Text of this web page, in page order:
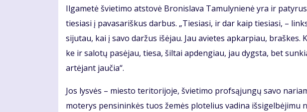
Il­ga­me­tė švie­ti­mo at­sto­vė Bro­nis­la­va Ta­mu­ly­nie­nė yra ir
tie­sia­si į pa­va­sa­riš­kus dar­bus. „Tie­sia­si, ir dar kaip tie­sia­si, –
si­ju­tau, kai į sa­vo dar­žus iš­ėjau. Jau avie­tes ap­kar­piau,
ke ir sa­lo­tų pa­sė­jau, tie­sa, šil­tai ap­den­giau, jau dygs­ta, bet
ar­tė­jant jau­čia“.
Jos lys­vės – mies­to te­ri­to­ri­jo­je, švie­ti­mo prof­są­jun­gų sa­vo
mo­te­rys pen­si­nin­kės tuos že­mės plo­te­lius va­di­na iš­si­gel­bė­ji­mu